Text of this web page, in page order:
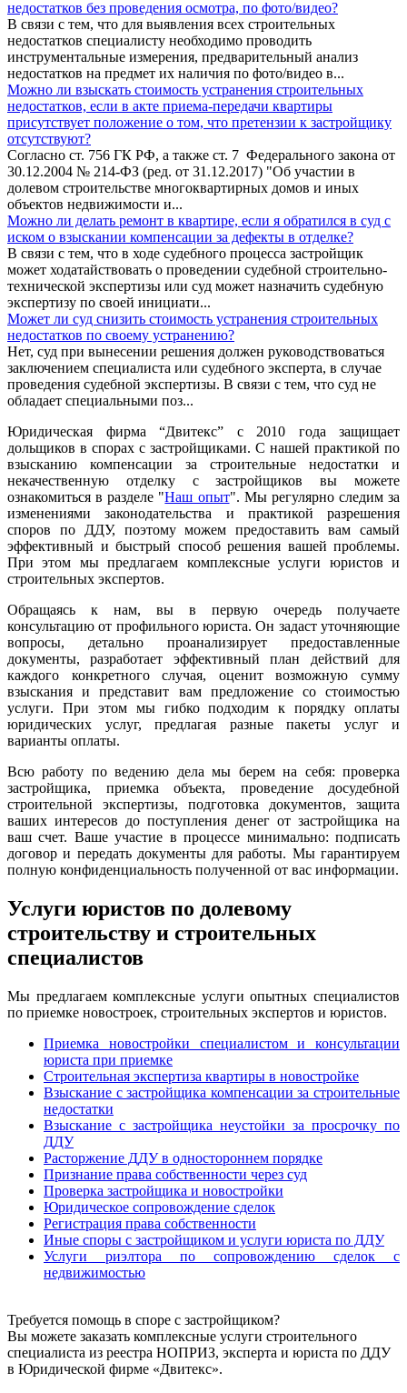
недостатков без проведения осмотра, по фото/видео?
В связи с тем, что для выявления всех строительных
недостатков специалисту необходимо проводить
инструментальные измерения, предварительный анализ
недостатков на предмет их наличия по фото/видео в...
Можно ли взыскать стоимость устранения строительных
недостатков, если в акте приема-передачи квартиры
присутствует положение о том, что претензии к застройщику
отсутствуют?
Согласно ст. 756 ГК РФ, а также ст. 7 Федерального закона от
30.12.2004 № 214-ФЗ (ред. от 31.12.2017) "Об участии в
долевом строительстве многоквартирных домов и иных
объектов недвижимости и...
Можно ли делать ремонт в квартире, если я обратился в суд с
иском о взыскании компенсации за дефекты в отделке?
В связи с тем, что в ходе судебного процесса застройщик
может ходатайствовать о проведении судебной строительно-
технической экспертизы или суд может назначить судебную
экспертизу по своей инициати...
Может ли суд снизить стоимость устранения строительных
недостатков по своему устранению?
Нет, суд при вынесении решения должен руководствоваться
заключением специалиста или судебного эксперта, в случае
проведения судебной экспертизы. В связи с тем, что суд не
обладает специальными поз...
Юридическая фирма “Двитекс” с 2010 года защищает
дольщиков в спорах с застройщиками. С нашей практикой по
взысканию компенсации за строительные недостатки и
некачественную отделку с застройщиков вы можете
ознакомиться в разделе "Наш опыт". Мы регулярно следим за
изменениями законодательства и практикой разрешения
споров по ДДУ, поэтому можем предоставить вам самый
эффективный и быстрый способ решения вашей проблемы.
При этом мы предлагаем комплексные услуги юристов и
строительных экспертов.
Обращаясь к нам, вы в первую очередь получаете
консультацию от профильного юриста. Он задаст уточняющие
вопросы, детально проанализирует предоставленные
документы, разработает эффективный план действий для
каждого конкретного случая, оценит возможную сумму
взыскания и представит вам предложение со стоимостью
услуги. При этом мы гибко подходим к порядку оплаты
юридических услуг, предлагая разные пакеты услуг и
варианты оплаты.
Всю работу по ведению дела мы берем на себя: проверка
застройщика, приемка объекта, проведение досудебной
строительной экспертизы, подготовка документов, защита
ваших интересов до поступления денег от застройщика на
ваш счет. Ваше участие в процессе минимально: подписать
договор и передать документы для работы. Мы гарантируем
полную конфиденциальность полученной от вас информации.
Услуги юристов по долевому
строительству и строительных
специалистов
Мы предлагаем комплексные услуги опытных специалистов
по приемке новостроек, строительных экспертов и юристов.
Приемка новостройки специалистом и консультации
юриста при приемке
Строительная экспертиза квартиры в новостройке
Взыскание с застройщика компенсации за строительные
недостатки
Взыскание с застройщика неустойки за просрочку по
ДДУ
Расторжение ДДУ в одностороннем порядке
Признание права собственности через суд
Проверка застройщика и новостройки
Юридическое сопровождение сделок
Регистрация права собственности
Иные споры с застройщиком и услуги юриста по ДДУ
Услуги риэлтора по сопровождению сделок с
недвижимостью
Требуется помощь в споре с застройщиком?
Вы можете заказать комплексные услуги строительного
специалиста из реестра НОПРИЗ, эксперта и юриста по ДДУ
в Юридической фирме «Двитекс».